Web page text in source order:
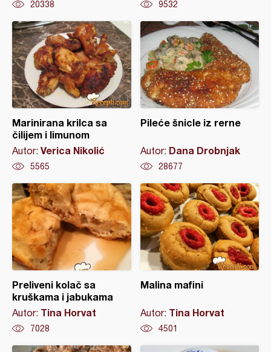
20338 9532
Marinirana krilca sa
čilijem i limunom
Autor: Verica Nikolić
5565
Pileće šnicle iz rerne
Autor: Dana Drobnjak
28677
Preliveni kolač sa
kruškama i jabukama
Autor: Tina Horvat
7028
Malina mafini
Autor: Tina Horvat
4501